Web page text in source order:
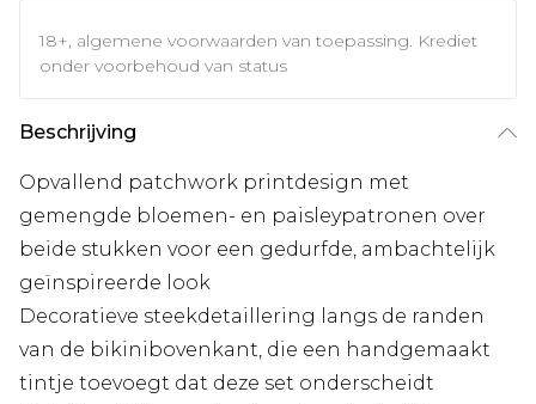
18+, algemene voorwaarden van toepassing. Krediet
onder voorbehoud van status
Beschrijving
Opvallend patchwork printdesign met
gemengde bloemen- en paisleypatronen over
beide stukken voor een gedurfde, ambachtelijk
geïnspireerde look
Decoratieve steekdetaillering langs de randen
van de bikinibovenkant, die een handgemaakt
tintje toevoegt dat deze set onderscheidt